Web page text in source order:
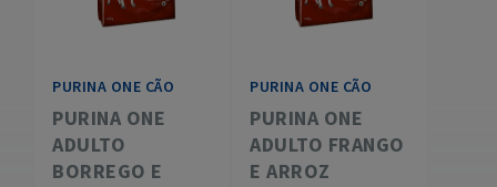
PURINA ONE CÃO
PURINA ONE
ADULTO
BORREGO E
PURINA ONE CÃO
PURINA ONE
ADULTO FRANGO
E ARROZ